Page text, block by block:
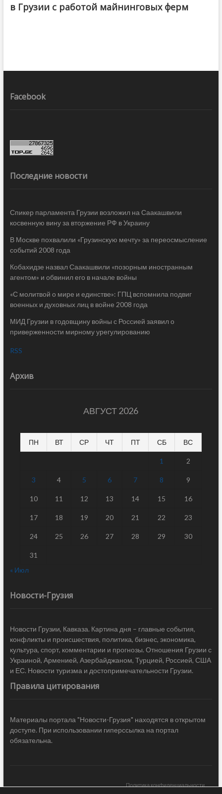
в Грузии с работой майнинговых ферм
Facebook
Последние новости
Спикер парламента Грузии возложил на Саакашвили
косвенную вину за вторжение РФ в Украину
В Москве похвалили «Грузинскую мечту» за переосмысление
событий 2008 года
Кобахидзе назвал Саакашвили «позорным иностранным
агентом» и обвинил его в начале войны
«С молитвой о мире и единстве»: ГПЦ вспомнила подвиг
военных и духовных лиц в войне 2008 года
МИД Грузии в годовщину войны с Россией заявил о
приверженности мирному урегулированию
RSS
Архив
АВГУСТ 2026
ПН ВТ СР ЧТ ПТ СБ ВС
1 2
3 4 5 6 7 8 9
10 11 12 13 14 15 16
17 18 19 20 21 22 23
24 25 26 27 28 29 30
31
« Июл
Новости-Грузия
Новости Грузии, Кавказа. Картина дня – главные события,
конфликты и происшествия, политика, бизнес, экономика,
культура, спорт, комментарии и прогнозы. Отношения Грузии с
Украиной, Арменией, Азербайджаном, Турцией, Россией, США
и ЕС. Новости туризма и достопримечательности Грузии.
Правила цитирования
Материалы портала "Новости-Грузия" находятся в открытом
доступе. При использовании гиперссылка на портал
обязательна.
Политика конфиденциальности